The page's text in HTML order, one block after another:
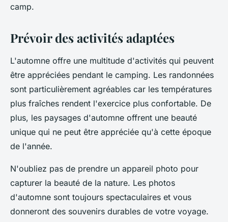
camp.
Prévoir des activités adaptées
L'automne offre une multitude d'activités qui peuvent
être appréciées pendant le camping. Les randonnées
sont particulièrement agréables car les températures
plus fraîches rendent l'exercice plus confortable. De
plus, les paysages d'automne offrent une beauté
unique qui ne peut être appréciée qu'à cette époque
de l'année.
N'oubliez pas de prendre un appareil photo pour
capturer la beauté de la nature. Les photos
d'automne sont toujours spectaculaires et vous
donneront des souvenirs durables de votre voyage.